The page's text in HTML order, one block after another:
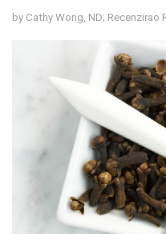
by Cathy Wong, ND; Recenzirao